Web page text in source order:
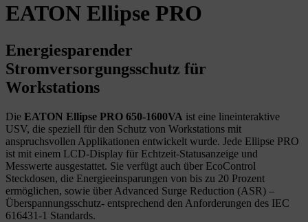
EATON Ellipse PRO
Energiesparender
Stromversorgungsschutz für
Workstations
Die EATON Ellipse PRO 650-1600VA ist eine lineinteraktive
USV, die speziell für den Schutz von Workstations mit
anspruchsvollen Applikationen entwickelt wurde. Jede Ellipse PRO
ist mit einem LCD-Display für Echtzeit-Statusanzeige und
Messwerte ausgestattet. Sie verfügt auch über EcoControl
Steckdosen, die Energieeinsparungen von bis zu 20 Prozent
ermöglichen, sowie über Advanced Surge Reduction (ASR) –
Überspannungsschutz- entsprechend den Anforderungen des IEC
616431-1 Standards.